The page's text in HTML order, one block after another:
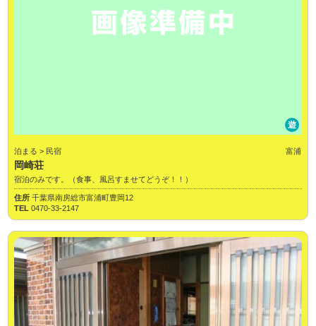
遊
泊まる > 民宿 富浦
岡崎荘
宿泊のみです。（食事、風呂すませてどうぞ！！）
住所千葉県南房総市富浦町豊岡12
TEL0470-33-2147